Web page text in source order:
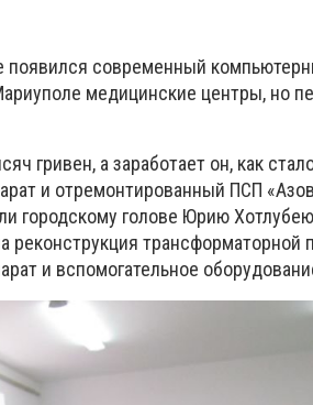
появился современный
медицинские центры, но
гривен, а заработает он, как
и отремонтированный ПСП
городскому голове Юрию
трансформаторной
и вспомогательное